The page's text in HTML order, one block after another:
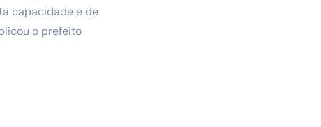
capacidade e de
o prefeito